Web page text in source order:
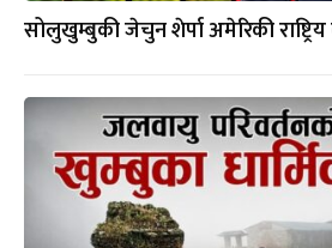
सोलुखुम्बुकी जेचुन शेर्पा अमेरिकी